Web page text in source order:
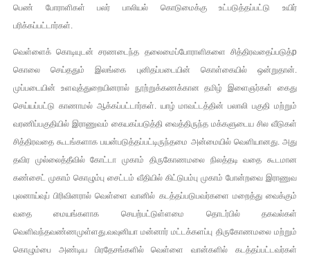
பெண் போராளிகள் பலர் பாலியல் கொடுமைக்கு உட்படுத்தப்பட்டு உயிர்
பரிக்கப்பட்டார்கள்.
வெள்ளைக் கொடியுடன் சரணடைந்த தலைமைப்போராளிகளை சித்திரவதைப்படுத்p
கொலை செய்ததும் இலங்கை புனிதப்படையின் கொள்கையில் ஒன்றுதான்.
முப்படையின் உளவுத்துறையினரால் நூற்றுக்கணக்கான தமிழ் இளைஞர்கள் கைது
செய்யப்பட்டு காணாமல் ஆக்கப்பட்டார்கள். யாழ் மாவட்டத்தின் பலாலி பகுதி மற்றும்
வரணிப்பகுதியில் இராணுவம் கையகப்படுத்தி வைத்திருந்த மக்களுடைய சில வீடுகள்
சித்திரவதை கூடங்களாக பயன்படுத்தப்பட்டிருந்தமை அன்மையில் வெளியானது. அது
தவிர முல்லைத்தீவில் கோட்டா முகாம் திருகோணமலை நிலத்தடி வதை கூடமான
கண்சைட் முகாம் கொழும்பு சைட்டம் வீதியில் கிட்டுபம்பு முகாம் போன்றவை இராணுவ
புலனாய்வுப் பிரிவினரால் வெள்ளை வானில் கடத்தப்படுபவர்களை மறைத்து வைக்கும்
வதை மையங்களாக செயற்பட்டுள்ளமை தொடர்பில் தகவல்கள்
வெளிவந்தவண்ணமுள்ளது.வவுனியா மன்னார் மட்டக்களப்பு திருகோணமலை மற்றும்
கொழும்பை அண்டிய பிரதேசங்களில் வெள்ளை வான்களில் கடத்தப்பட்டவர்கள்